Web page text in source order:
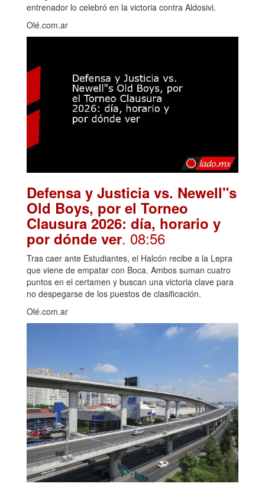
entrenador lo celebró en la victoria contra Aldosivi.
Olé.com.ar
Defensa y Justicia vs. Newell"s
Old Boys, por el Torneo
Clausura 2026: día, horario y
por dónde ver. 08:56
Tras caer ante Estudiantes, el Halcón recibe a la Lepra
que viene de empatar con Boca. Ambos suman cuatro
puntos en el certamen y buscan una victoria clave para
no despegarse de los puestos de clasificación.
Olé.com.ar